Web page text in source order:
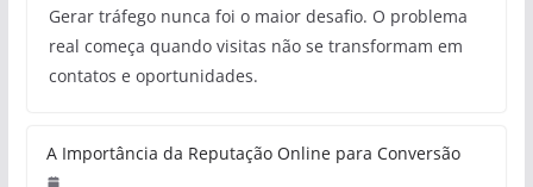
Gerar tráfego nunca foi o maior desafio. O problema
real começa quando visitas não se transformam em
contatos e oportunidades.
A Importância da Reputação Online para Conversão